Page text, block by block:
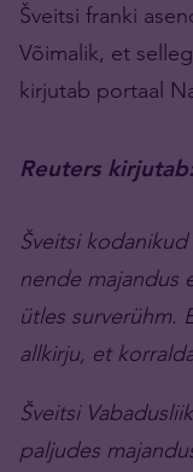
Šveitsi franki
Võimalik, et
kirjutab portaal
Reuters
Šveitsi
nende majandus
ütles surverühm.
allkirju, et
Šveitsi
paljudes